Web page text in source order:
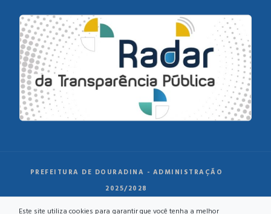
PREFEITURA DE DOURADINA - ADMINISTRAÇÃO
2025/2028
Este site utiliza cookies para garantir que você tenha a melhor